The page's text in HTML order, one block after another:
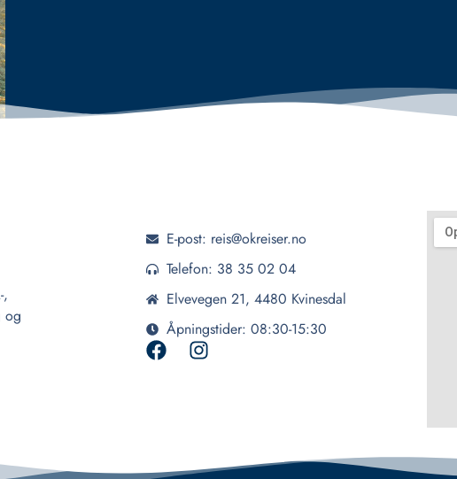
,
og
E-post: reis@okreiser.no
Telefon: 38 35 02 04
Elvevegen 21, 4480 Kvinesdal
Åpningstider: 08:30-15:30